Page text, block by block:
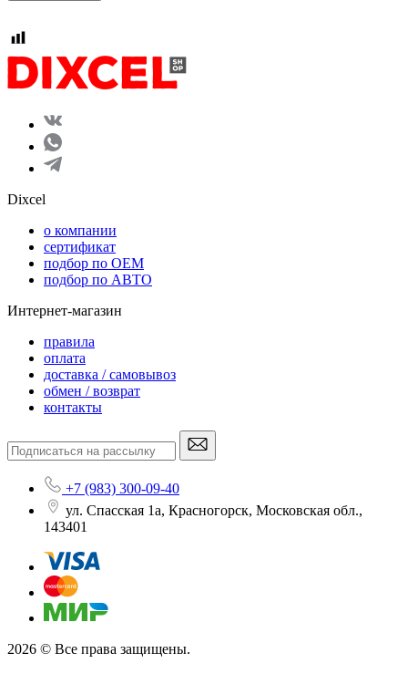
Dixcel
o компании
сертификат
подбор по OEM
подбор по АВТО
Интернет-магазин
правила
оплата
доставка / самовывоз
обмен / возврат
контакты
+7 (983) 300-09-40
ул. Спасская 1а, Красногорск, Московская обл.,
143401
2026 © Все права защищены.